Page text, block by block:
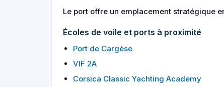
Le port offre un emplacement stratégique
Écoles de voile et ports à proximité
Port de Cargèse
VIF 2A
Corsica Classic Yachting Academy